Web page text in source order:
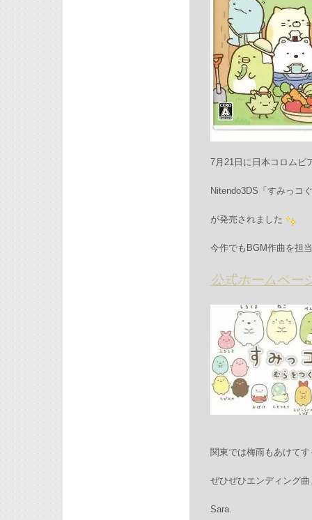
7月21日に日本コロムビ
Nitendo3DS「すみっコ
が発売されました
今作でもBGM作曲を担
公式ホームペー
関東では梅雨もあけて
ぜひぜひエンディング
Sara.